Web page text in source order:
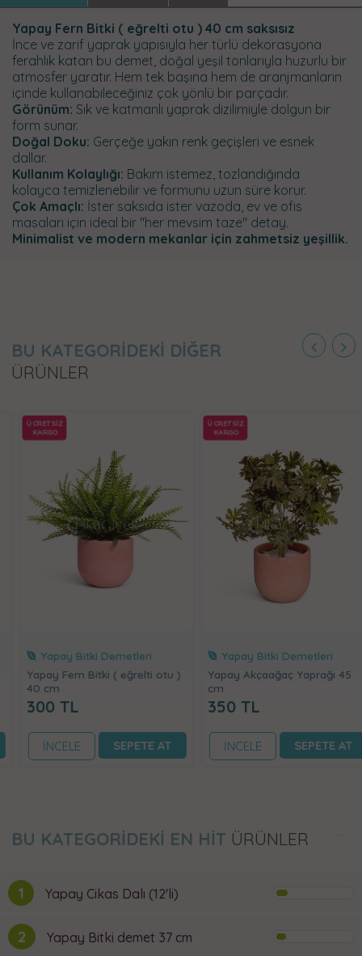
Yapay Fern Bitki ( eğrelti otu ) 40 cm saksısız
İnce ve zarif yaprak yapısıyla her türlü dekorasyona
ferahlık katan bu demet, doğal yeşil tonlarıyla huzurlu bir
atmosfer yaratır. Hem tek başına hem de aranjmanların
içinde kullanabileceğiniz çok yönlü bir parçadır.
Görünüm: Sık ve katmanlı yaprak dizilimiyle dolgun bir
form sunar.
Doğal Doku: Gerçeğe yakın renk geçişleri ve esnek
dallar.
Kullanım Kolaylığı: Bakım istemez, tozlandığında
kolayca temizlenebilir ve formunu uzun süre korur.
Çok Amaçlı: İster saksıda ister vazoda, ev ve ofis
masaları için ideal bir "her mevsim taze" detay.
Minimalist ve modern mekanlar için zahmetsiz yeşillik.
BU KATEGORİDEKİ DİĞER
ÜRÜNLER
ÜCRETSİZ
KARGO
Yapay Bitki Demetleri
Yapay Fern Bitki ( eğrelti otu )
40 cm
300 TL
SEPETE AT
İNCELE
ÜCRETSİZ
KARGO
Yapay Bitki Demetleri
Yapay Akçaağaç Yaprağı 45
cm
350 TL
SEPETE AT
İNCELE
BU KATEGORİDEKİ EN HİT ÜRÜNLER
1 Yapay Cikas Dalı (12'li)
2 Yapay Bitki demet 37 cm